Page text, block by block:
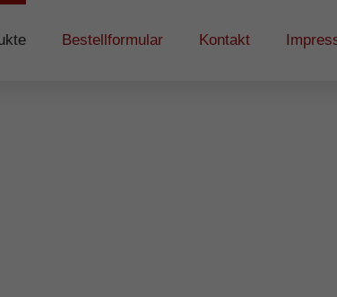
Bestellformular Kontakt